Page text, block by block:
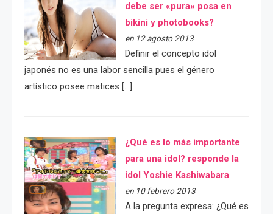
debe ser «pura» posa en
bikini y photobooks?
en 12 agosto 2013
Definir el concepto idol
japonés no es una labor sencilla pues el género
artístico posee matices […]
¿Qué es lo más importante
para una idol? responde la
idol Yoshie Kashiwabara
en 10 febrero 2013
A la pregunta expresa: ¿Qué es